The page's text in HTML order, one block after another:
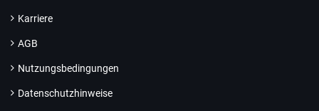
Karriere
AGB
Nutzungsbedingungen
Datenschutzhinweise